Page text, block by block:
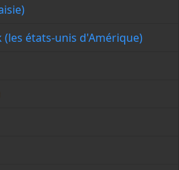
(les états-unis d'Amérique)